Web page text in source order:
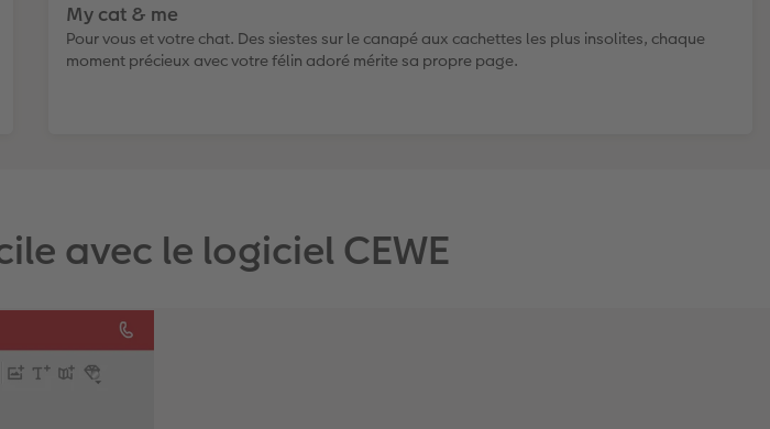
My cat & me
Pour vous et votre chat. Des siestes sur le canapé aux cachettes les plus insolites, chaque
moment précieux avec votre félin adoré mérite sa propre page.
avec le logiciel CEWE